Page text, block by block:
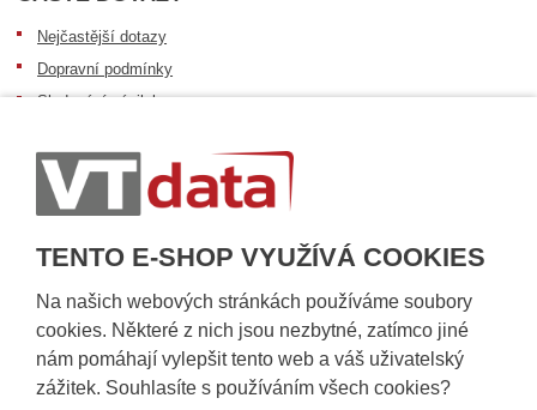
TENTO E-SHOP VYUŽÍVÁ COOKIES
Na našich webových stránkách používáme soubory
cookies. Některé z nich jsou nezbytné, zatímco jiné
nám pomáhají vylepšit tento web a váš uživatelský
zážitek. Souhlasíte s používáním všech cookies?
Nejčastější dotazy
Dopravní podmínky
Sledování zásilek
Informace k dostupnosti zboží
Obecné informace